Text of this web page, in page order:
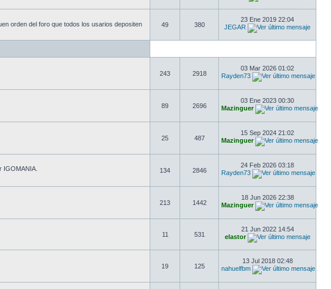
orden del foro que todos los usarios depositen
49 380
23 Ene 2019 22:04
JEGAR
243 2918
03 Mar 2026 01:02
Rayden73
89 2696
03 Ene 2023 00:30
Mazinguer
25 487
15 Sep 2024 21:02
Mazinguer
IGOMANIA.
134 2846
24 Feb 2026 03:18
Rayden73
213 1442
18 Jun 2026 22:38
Mazinguer
11 531
21 Jun 2022 14:54
elastor
19 125
13 Jul 2018 02:48
nahuelfbm